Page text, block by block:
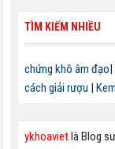
TÌM KIẾM NHIỀU
chứng khô âm đạo|
cách giải rượu |
ykhoavietlà Blog